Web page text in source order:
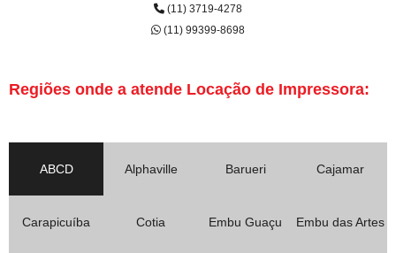
(11) 3719-4278
(11) 99399-8698
Regiões onde a atende Locação de Impressora:
ABCD Alphaville Barueri Cajamar
Carapicuíba Cotia Embu Guaçu Embu das Artes